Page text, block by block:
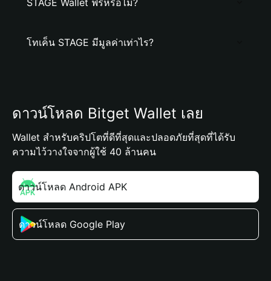
STAGE Wallet ฟรีหรือไม่?
โทเค็น STAGE มีมูลค่าเท่าไร?
ดาวน์โหลด Bitget Wallet เลย
Wallet สำหรับคริปโตที่ดีที่สุดและปลอดภัยที่สุดที่ได้รับ
ความไว้วางใจจากผู้ใช้ 40 ล้านคน
ดาวน์โหลด Android APK
ดาวน์โหลด Google Play